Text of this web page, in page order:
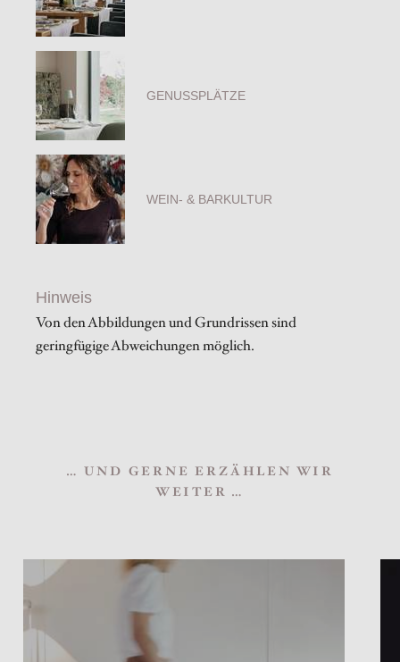
GENUSSPLÄTZE
WEIN- & BARKULTUR
Hinweis
Von den Abbildungen und Grundrissen sind
geringfügige Abweichungen möglich.
… UND GERNE ERZÄHLEN WIR
WEITER …